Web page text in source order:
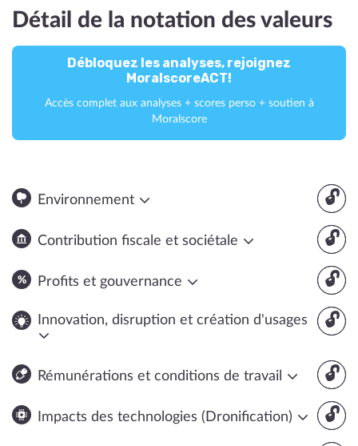
Détail de la notation des valeurs
Débloquez les analyses, rejoignez
MoralscoreACT!
Accès complet aux analyses + scores perso + soutien à
Moralscore
🔓
Environnement
🔓
Contribution fiscale et sociétale
🔓
Profits et gouvernance
🔓
Innovation, disruption et création d'usages
🔓
Rémunérations et conditions de travail
🔓
Impacts des technologies (Dronification)